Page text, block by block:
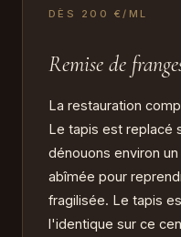
DÈS 200 €/ML
Remise de
La restauration
Le tapis est replacé
dénouons environ
abîmée pour
fragilisée. Le tapis
l'identique sur ce